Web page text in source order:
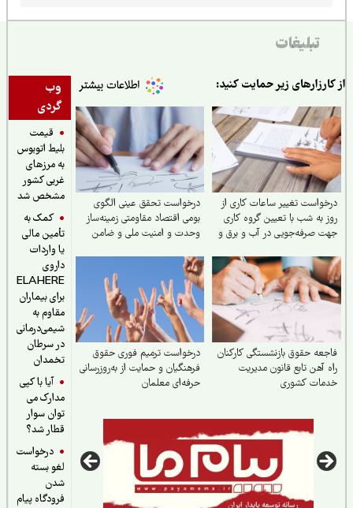
تبلیغات
وب
گردی
قیمت
بلیط اتوبوس
به مرزهای
غربی کشور
مشخص شد
کمک به
تأمین مالی
یا واردات
ELAHERE
برای بیماران
مقاوم به
شیمی‌درمانی
در سرطان
تخمدان
آیا با کپی
مدارک می
توان سوار
قطار شد؟
درخواست
لغو بسته
فرودگاه پیام
زیر حمایت کنید:
تغییر ساعات کاری از
به شب با تعیین گروه کاری
صرفه‌جویی در آب و برق و
درخواست تحقق عینی الگوی
بومی اقتصاد مقاومتی زمینه‌ساز
وحدت و امنیت ملی و ضامن
حقوق بازنشستگی کارکنان
آهن تابع قانون مدیریت
کشوری
درخواست ترمیم فوری حقوق
فرهنگیان و حمایت از به‌روزرسانی
حرفه‌ای معلمان